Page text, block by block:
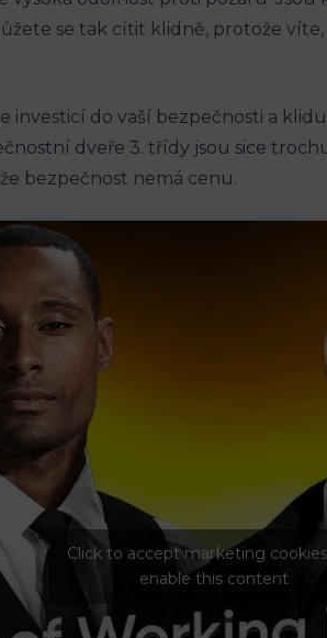
se tak cítit klidně, protože
do vaší bezpečnosti a
dveře 3. třídy jsou sice
bezpečnost nemá cenu.
Click to accept marketing
enable this content